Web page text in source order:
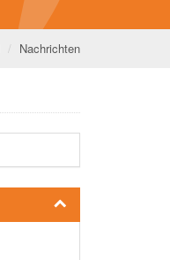
Nachrichten